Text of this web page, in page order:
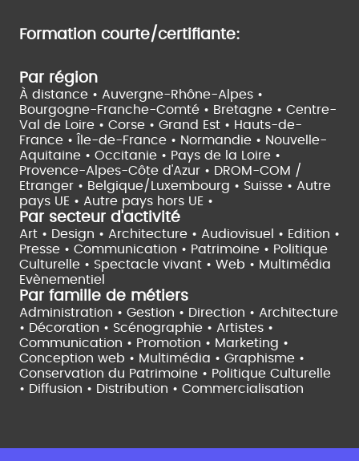
Formation courte/certifiante:
Par région
À distance • Auvergne-Rhône-Alpes •
Bourgogne-Franche-Comté • Bretagne • Centre-
Val de Loire • Corse • Grand Est • Hauts-de-
France •
Île-de-France • Normandie • Nouvelle-
Aquitaine • Occitanie • Pays de la Loire •
Provence-Alpes-Côte d'Azur • DROM-COM /
Etranger • Belgique/Luxembourg • Suisse • Autre
pays UE • Autre pays hors UE •
Par secteur d'activité
Art • Design • Architecture • Audiovisuel • Edition •
Presse • Communication • Patrimoine • Politique
Culturelle • Spectacle vivant • Web • Multimédia
Evènementiel
Par famille de métiers
Administration • Gestion • Direction • Architecture
• Décoration • Scénographie • Artistes •
Communication • Promotion • Marketing •
Conception web • Multimédia • Graphisme •
Conservation du Patrimoine • Politique Culturelle
• Diffusion • Distribution • Commercialisation